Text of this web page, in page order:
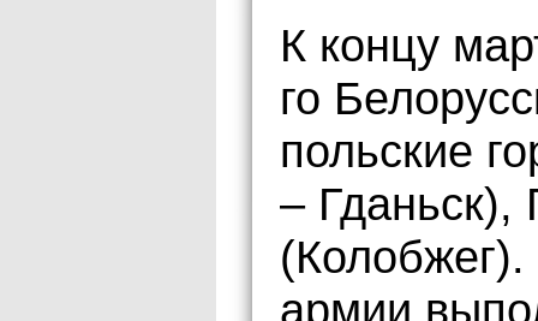
К концу
го
польские
– Гданьск),
армии